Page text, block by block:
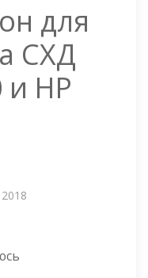
для
СХД
и HP
ДЛЯ